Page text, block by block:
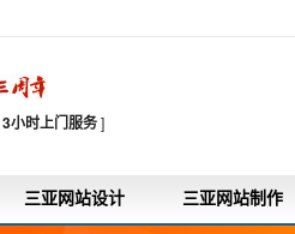
3小时上门服务]
三亚网站设计 三亚网站制作